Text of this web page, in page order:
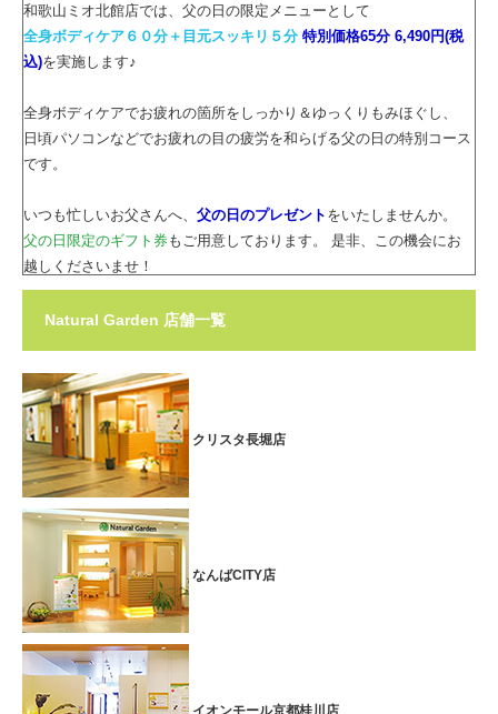
和歌山ミオ北館店では、父の日の限定メニューとして
全身ボディケア６０分＋目元スッキリ５分 特別価格65分 6,490円(税
込)を実施します♪
全身ボディケアでお疲れの箇所をしっかり＆ゆっくりもみほぐし、
日頃パソコンなどでお疲れの目の疲労を和らげる父の日の特別コース
です。
いつも忙しいお父さんへ、 父の日のプレゼント をいたしませんか。
父の日限定のギフト券もご用意しております。 是非、この機会にお
越しくださいませ！
母の日特別メニューがお得に受けられます♪
プチトータルケアコース60分
※下記のメニューから30分×2メニューお選びいただけます。
【 部分ボディケア／部分アロマオイルトリートメント／フェイシャ
ルエステ／フットケア 】
※上記のコースには、メニュー切替り時のお着換えと準備等の時間が
含まれます。
いつも忙しいお母さんへ、
母の日限定のギフト券もご用意しております。 是非、この機会にお
越しくださいませ！
ウィンターバーゲン★人気メニューが特別価格に！！
Natural Garden 店舗一覧
クリスタ長堀店
なんばCITY店
イオンモール京都桂川店